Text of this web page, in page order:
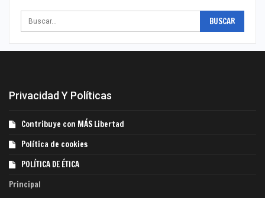
Privacidad Y Políticas
Contribuye con MÁS Libertad
Política de cookies
POLÍTICA DE ÉTICA
Principal